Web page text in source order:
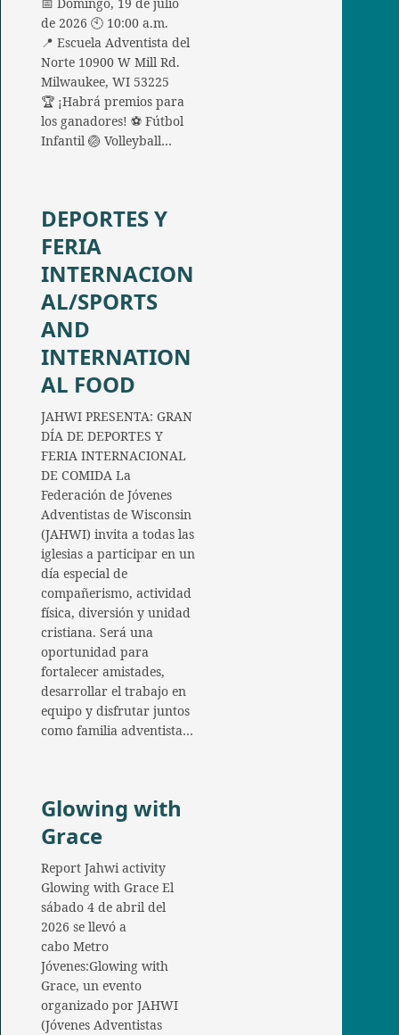
de 2026 🕙 10:00 a.m.
📍 Escuela Adventista del
Norte 10900 W Mill Rd.
Milwaukee, WI 53225
🏆 ¡Habrá premios para
los ganadores! ⚽ Fútbol
Infantil 🏐 Volleyball…
DEPORTES Y
FERIA
INTERNACION
AL/SPORTS
AND
INTERNATION
AL FOOD
JAHWI PRESENTA: GRAN
DÍA DE DEPORTES Y
FERIA INTERNACIONAL
DE COMIDA La
Federación de Jóvenes
Adventistas de Wisconsin
(JAHWI) invita a todas las
iglesias a participar en un
día especial de
compañerismo, actividad
física, diversión y unidad
cristiana. Será una
oportunidad para
fortalecer amistades,
desarrollar el trabajo en
equipo y disfrutar juntos
como familia adventista…
Glowing with
Grace
Report Jahwi activity
Glowing with Grace El
sábado 4 de abril del
2026 se llevó a
cabo Metro
Jóvenes:Glowing with
Grace, un evento
organizado por JAHWI
(Jóvenes Adventistas